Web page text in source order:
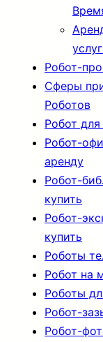
Робот-
Сферы
Роботов
Робот
Робот-
аренду
Робот-
купить
Робот-
купить
Роботы
Робот на
Роботы
Робот-
Робот-